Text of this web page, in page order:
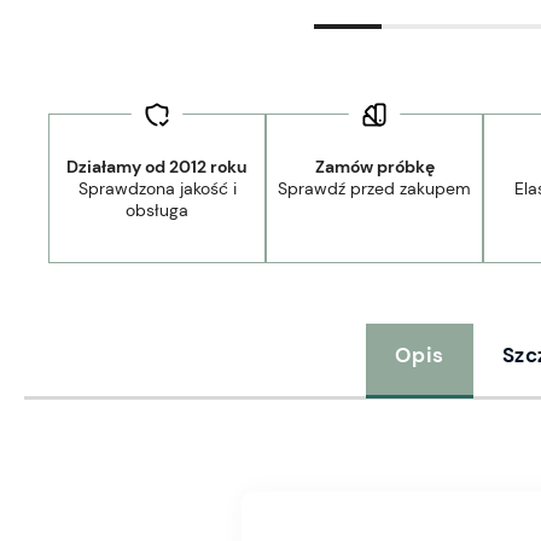
Działamy od 2012 roku
Sprawdzona jakość i
obsługa
Zamów próbkę
Sprawdź przed zakupem
Opis